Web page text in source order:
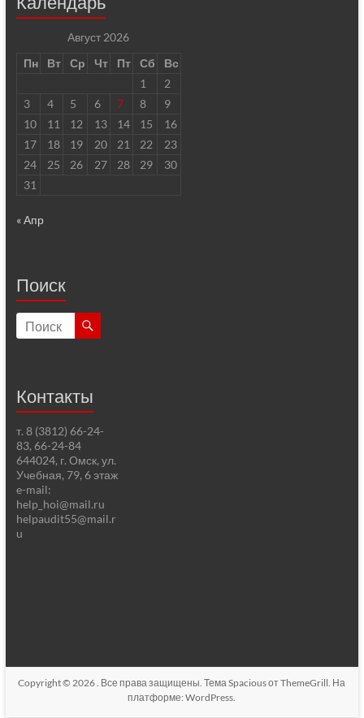
Август 2026
Пн
Вт Ср Чт Пт Сб
Вс
1
2
3
4 5 6 7 8
9
10
11 12 13 14 15
16
17
18 19 20 21 22
23
24
25 26 27 28 29
30
31
« Апр
Поиск
Контакты
т. 8 (3812) 66-24-
83, 66-24-84
644024, г. Омск, ул.
Учебная, 79, 6 этаж
e-mail:
help_hoi@mail.ru
helpaudit55@mail.r
u
Copyright © 2026. Все права защищены. ТемаSpaciousот ThemeGrill. На
платформе:WordPress.